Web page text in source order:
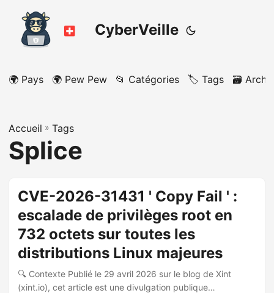
CyberVeille
🌍 Pays 🌍 Pew Pew 📂 Catégories 🏷️ Tags 🗃️
Accueil » Tags
Splice
CVE-2026-31431 ' Copy Fail ' :
escalade de privilèges root en
732 octets sur toutes les
distributions Linux majeures
🔍 Contexte Publié le 29 avril 2026 sur le blog de Xint
(xint.io), cet article est une divulgation publique